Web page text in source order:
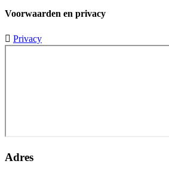
Voorwaarden en privacy
Privacy
Adres